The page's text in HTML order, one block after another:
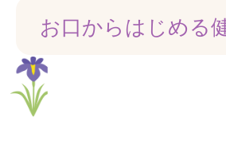
お口からはじめる